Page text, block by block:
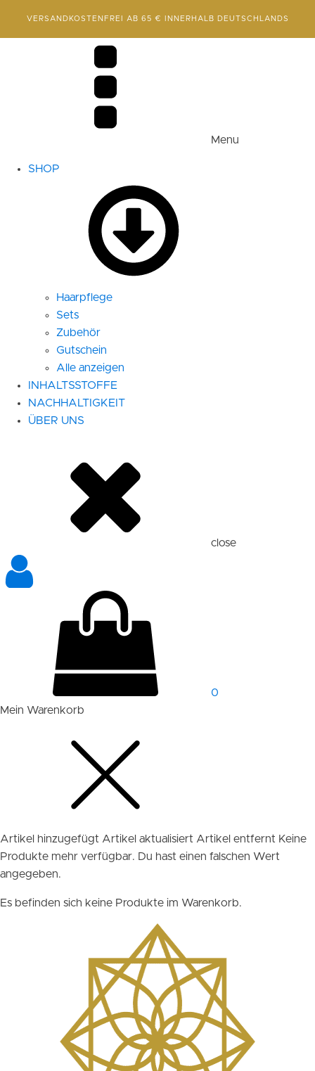
VERSANDKOSTENFREI AB 65 € INNERHALB DEUTSCHLANDS
Menu
SHOP
Haarpflege
Sets
Zubehör
Gutschein
Alle anzeigen
INHALTSSTOFFE
NACHHALTIGKEIT
ÜBER UNS
close
0
Mein Warenkorb
Artikel hinzugefügt Artikel aktualisiert Artikel entfernt Keine
Produkte mehr verfügbar. Du hast einen falschen Wert
angegeben.
Es befinden sich keine Produkte im Warenkorb.